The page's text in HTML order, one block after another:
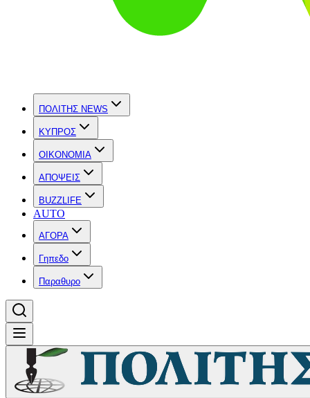
ΠΟΛΙΤΗΣ NEWS
ΚΥΠΡΟΣ
OIKONOMIA
ΑΠΟΨΕΙΣ
BUZZLIFE
AUTO
ΑΓΟΡΑ
Γηπεδο
Παραθυρο